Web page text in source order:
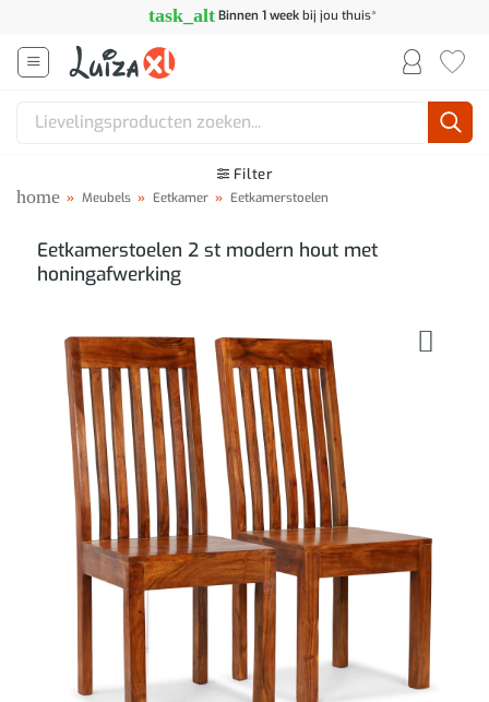
inhoud
task_alt Binnen 1 weekbij jou thuis*
Zoeken
Filter
home » Meubels » Eetkamer » Eetkamerstoelen
Eetkamerstoelen 2 st modern hout met
honingafwerking